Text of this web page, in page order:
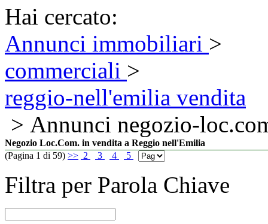
Hai cercato:
Annunci immobiliari >
commerciali >
reggio-nell'emilia vendita
> Annunci negozio-
Negozio Loc.Com. in vendita a Reggio nell'Emilia
(Pagina 1 di 59) >> 2 3 4 5
Filtra per Parola Chiave